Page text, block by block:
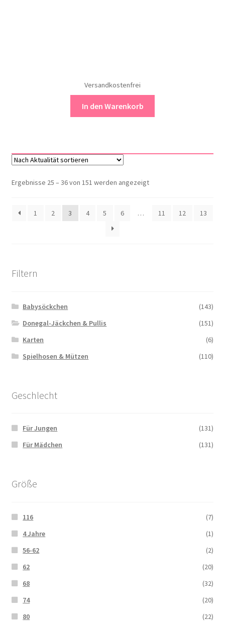
Versandkostenfrei
In den Warenkorb
Ergebnisse 25 – 36 von 151 werden angezeigtNach
1
2 3 4 5 6 … 11 12 13
Filtern
Babysöckchen
(143)
Donegal-Jäckchen & Pullis
(151)
Karten
(6)
Spielhosen & Mützen
(110)
Geschlecht
Für Jungen
(131)
Für Mädchen
(131)
Größe
116
(7)
4 Jahre
(1)
56-62
(2)
62
(20)
68
(32)
74
(20)
80
(22)